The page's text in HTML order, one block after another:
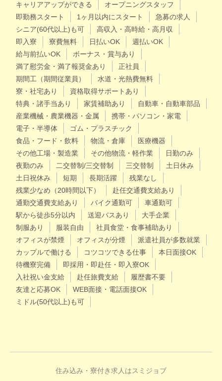
キャリアアップができる
オープニングスタッフ
即勤務スタート
1ヶ月以内にスタート
急募の求人
シニア(60代以上)も可
高収入・高時給・高月収
即入寮
寮費無料 日払いOK
週払いOK
給与前払いOK
ボーナス・賞与あり
満了慰労金・満了報奨金あり
正社員
期間工（期間従業員）
水道・光熱費無料
寮・社宅あり
資格取得サポートあり
特典・諸手当あり
家賃補助あり
自動車・自動車部品
産業機械・農業機器・金属
携帯・パソコン・家電
電子・半導体
ゴム・プラスチック
食品・フード・飲料
物流・倉庫
医療機器
その他工場・製造業
その他物流・軽作業
日勤のみ
夜勤のみ
二交替制/三交替制 三交替制
土日休み
土日祝休み
短期 長期活躍
残業なし
残業少なめ（20時間以下）
赴任交通費支給あり
通勤交通費支給あり
バイク通勤可
車通勤可
駅から徒歩5分以内
送迎バスあり
大手企業
制服あり
服装自由
社員食堂・食事補助あり
オフィスが禁煙
オフィスが分煙
派遣社員が多数就業
カップルで働ける
コツコツできる仕事
本日面接OK
待機寮完備
即採用・即赴任・即入寮OK
入社祝い金支給
赴任旅費支給
履歴書不要
友達と応募OK
WEB面接・電話面接OK
ミドル(50代以上)も可
住み込み・寮付き求人はスミジョブ